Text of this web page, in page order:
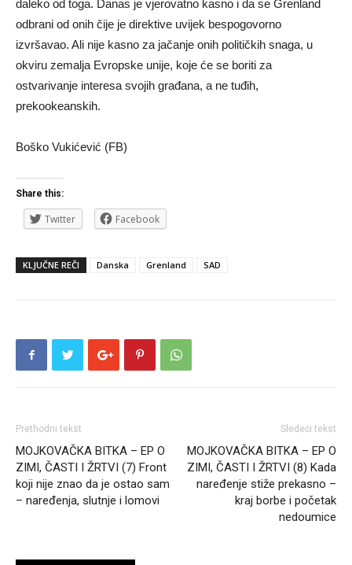
daleko od toga. Danas je vjerovatno kasno i da se Grenland
odbrani od onih čije je direktive uvijek bespogovorno
izvršavao. Ali nije kasno za jačanje onih političkih snaga, u
okviru zemalja Evropske unije, koje će se boriti za
ostvarivanje interesa svojih građana, a ne tuđih,
prekookeanskih.
Boško Vukićević (FB)
Share this:
Twitter Facebook
KLJUČNE REČI Danska Grenland SAD
Prethodni tekst
MOJKOVAČKA BITKA – EP O
ZIMI, ČASTI I ŽRTVI (7) Front
koji nije znao da je ostao sam
– naređenja, slutnje i lomovi
Sledeći tekst
MOJKOVAČKA BITKA – EP O
ZIMI, ČASTI I ŽRTVI (8) Kada
naređenje stiže prekasno –
kraj borbe i početak
nedoumice